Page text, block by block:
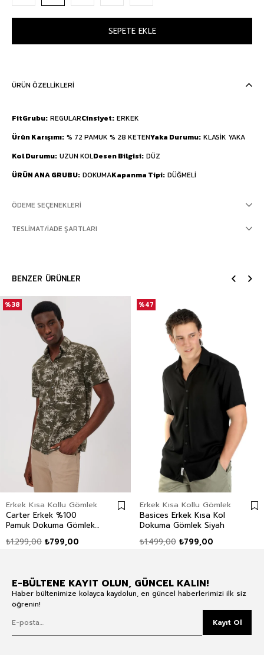
ÜRÜN ÖZELLIKLERI
FitGrubu REGULARCinsiyet ERKEK
Ürün Karışımı % 72 PAMUK % 28 KETENYaka Durumu KLASİK YAKA
Kol Durumu UZUN KOLDesen Bilgisi DÜZ
ÜRÜN ANA GRUBU DOKUMAKapanma Tipi DÜĞMELİ
ÖDEME SEÇENEKLERI
TESLIMAT/İADE ŞARTLARI
BENZER ÜRÜNLER
Erkek Kısa Kollu Gömlek
Carter Erkek %100
Pamuk Dokuma Gömlek
₺799,00
₺1.299,00
%38
Erkek Kısa Kollu Gömlek
Basices Erkek Kısa Kol
Dokuma Gömlek Siyah
₺799,00
₺1.499,00
%47
E-BÜLTENE KAYIT OLUN, GÜNCEL KALIN!
Haber bültenimize kolayca kaydolun, en güncel haberlerimizi ilk siz
öğrenin!
Kayıt Ol